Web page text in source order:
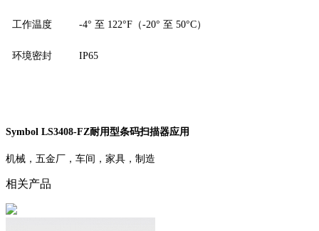
工作温度 -4° 至 122°F（-20° 至 50°C）
环境密封 IP65
Symbol LS3408-FZ耐用型条码扫描器应用
机械，五金厂，车间，家具，制造
相关产品